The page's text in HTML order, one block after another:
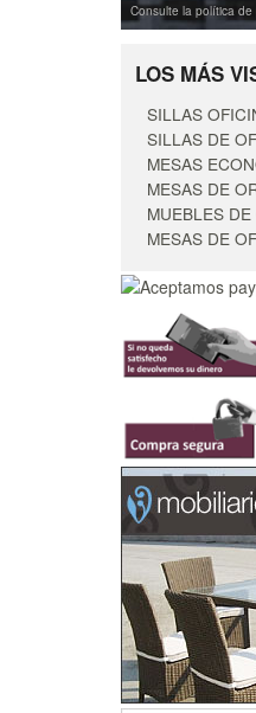
Consulte la política de
LOS MÁS
SILLAS
SILLAS DE
MESAS
MESAS DE
MUEBLES
MESAS DE